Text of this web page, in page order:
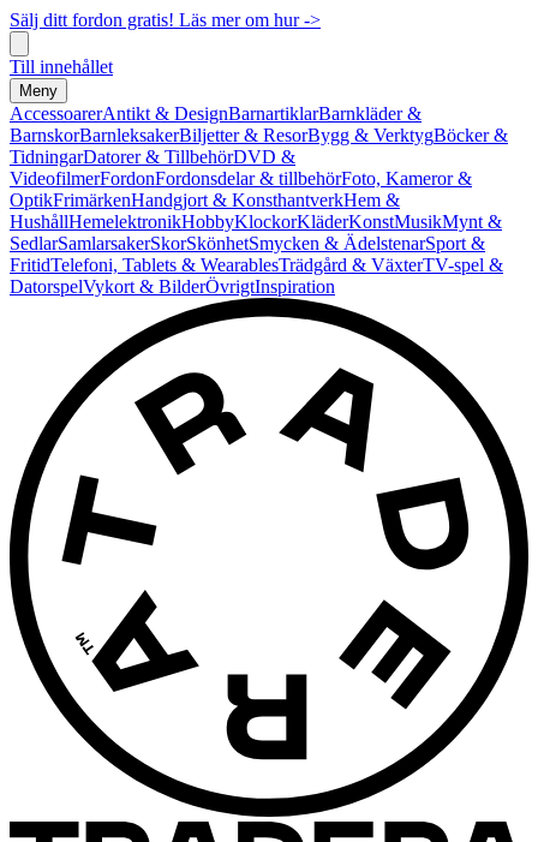
Sälj ditt fordon gratis! Läs mer om hur ->
Till innehållet
Meny
AccessoarerAntikt & DesignBarnartiklarBarnkläder &
BarnskorBarnleksakerBiljetter & ResorBygg & VerktygBöcker &
TidningarDatorer & TillbehörDVD &
VideofilmerFordonFordonsdelar & tillbehörFoto, Kameror &
OptikFrimärkenHandgjort & KonsthantverkHem &
HushållHemelektronikHobbyKlockorKläderKonstMusikMynt &
SedlarSamlarsakerSkorSkönhetSmycken & ÄdelstenarSport &
FritidTelefoni, Tablets & WearablesTrädgård & VäxterTV-spel &
DatorspelVykort & BilderÖvrigtInspiration